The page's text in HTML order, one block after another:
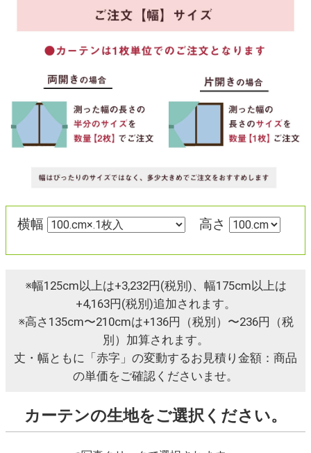
横幅 高さ
※幅125cm以上は+3,232円(税別)、幅175cm以上は
+4,163円(税別)追加されます。
※高さ135cm〜210cmは+136円（税別）〜236円（税
別）加算されます。
丈・幅ともに「赤字」の変動するお見積り金額：商品
の単価をご確認くださいませ。
カーテンの生地をご選択ください。